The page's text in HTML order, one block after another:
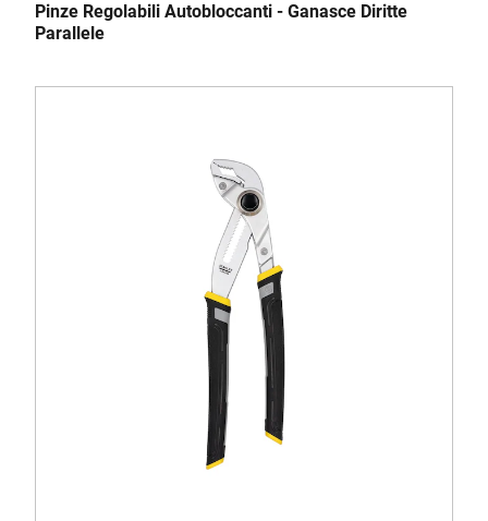
Pinze Regolabili Autobloccanti - Ganasce Diritte
Parallele